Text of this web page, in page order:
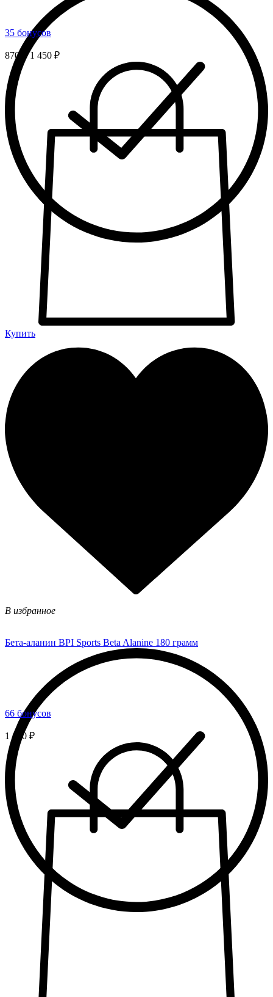
35 бонусов
870 ₽1 450 ₽
Купить
В избранное
Бета-аланин BPI Sports Beta Alanine 180 грамм
66 бонусов
1 650 ₽